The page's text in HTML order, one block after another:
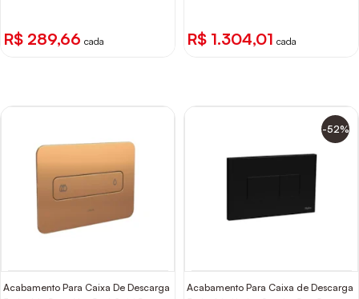
R$ 289,66 cada R$ 1.304,01 cada
Acabamento Para Caixa De Descarga
-52%
Acabamento Para Caixa de Descarga